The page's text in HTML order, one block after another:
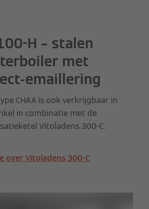
H – stalen
met
emaillering
CHAA is ook verkrijgbaar in
in combinatie met de
Vitoladens 300-C.
over Vitoladens 300-C